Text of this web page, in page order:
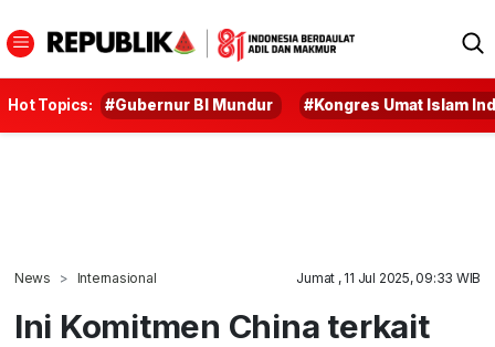
Hot Topics: #Gubernur BI Mundur #Kongres Umat Islam
News Internasional Jumat , 11 Jul 2025, 09:33 WIB
Ini Komitmen China terkait